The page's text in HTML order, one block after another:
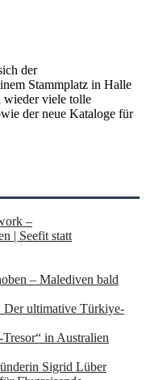
der
Stammplatz in Halle
wieder viele tolle
der neue Kataloge für
–
| Seefit statt
– Malediven bald
Der ultimative Türkiye-
in Australien
Sigrid Lüber